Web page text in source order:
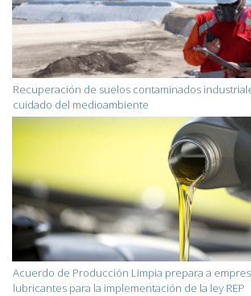
Recuperación de suelos contaminados
cuidado del medioambiente
Acuerdo de Producción Limpia prepara a
lubricantes para la implementación de la ley REP